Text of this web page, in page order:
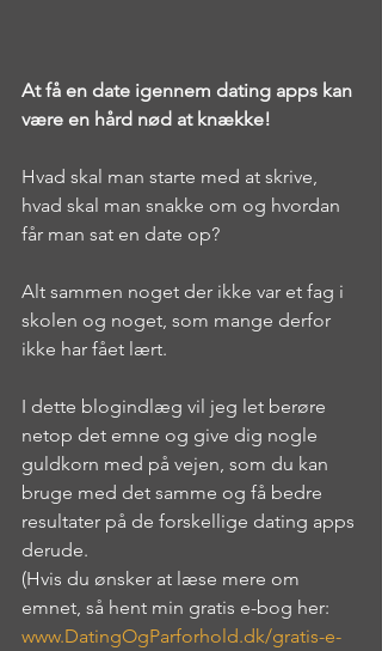
At få en date igennem dating apps kan
være en hård nød at knække!
Hvad skal man starte med at skrive,
hvad skal man snakke om og hvordan
får man sat en date op?
Alt sammen noget der ikke var et fag i
skolen og noget, som mange derfor
ikke har fået lært.
I dette blogindlæg vil jeg let berøre
netop det emne og give dig nogle
guldkorn med på vejen, som du kan
bruge med det samme og få bedre
resultater på de forskellige dating apps
derude.
(Hvis du ønsker at læse mere om
emnet, så hent min gratis e-bog her:
www.DatingOgParforhold.dk/gratis-e-